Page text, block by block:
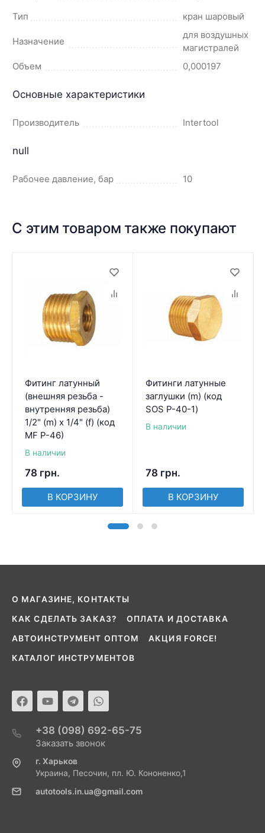
Тип
кран шаровый
Назначение
для воздушных
магистралей
Объем
0,000197
Основные характеристики
Производитель Intertool
null
Рабочее давление, бар 10
С этим товаром также покупают
Фитинг латунный
(внешняя резьба -
внутренняя резьба)
1/2" (m) x 1/4" (f) (код
MF P-46)
В наличии
78 грн.
В КОРЗИНУ
Фитинги латунные
заглушки (m) (код
SOS P-40-1)
В наличии
78 грн.
В КОРЗИНУ
О МАГАЗИНЕ, КОНТАКТЫ
КАК СДЕЛАТЬ ЗАКАЗ? ОПЛАТА И ДОСТАВКА
АВТОИНСТРУМЕНТ ОПТОМ АКЦИЯ FORCE!
КАТАЛОГ ИНСТРУМЕНТОВ
+38 (098) 692-65-75
Заказать звонок
г. Харьков
Украина, Песочин, пл. Ю. Кононенко,1
autotools.in.ua@gmail.com